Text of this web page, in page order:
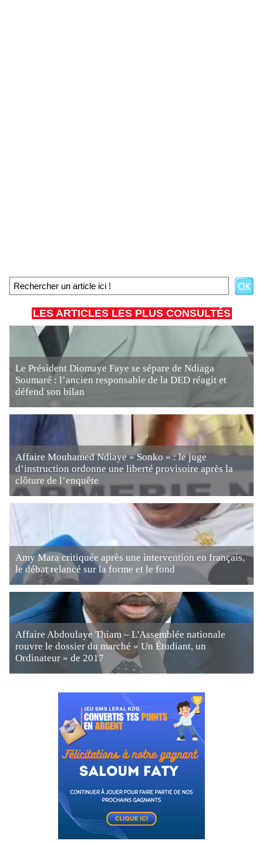
LES ARTICLES LES PLUS CONSULTÉS
Le Président Diomaye Faye se sépare de Ndiaga
Soumaré : l’ancien responsable de la DED réagit et
défend son bilan
Affaire Mouhamed Ndiaye « Sonko » : le juge
d’instruction ordonne une liberté provisoire après la
clôture de l’enquête
Amy Mara critiquée après une intervention en français,
le débat relancé sur la forme et le fond
Affaire Abdoulaye Thiam – L'Assemblée nationale
rouvre le dossier du marché « Un Étudiant, un
Ordinateur » de 2017